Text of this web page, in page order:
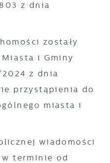
z dnia
zostały
i Gminy
z dnia
przystąpienia do
miasta i
wiadomości
terminie od